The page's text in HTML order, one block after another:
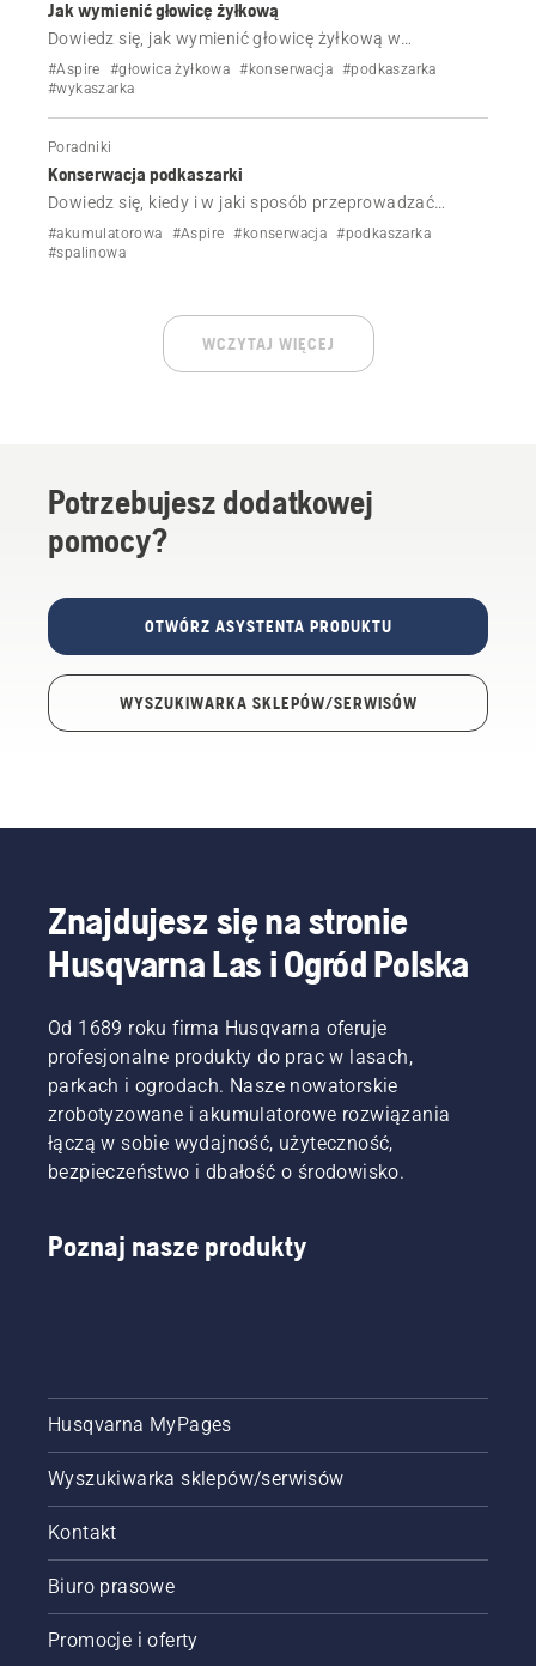
żyłkę.
Jak wymienić głowicę żyłkową
Dowiedz się, jak wymienić głowicę żyłkową w
podkaszarce Husqvarna.
#Aspire #głowica żyłkowa #konserwacja #podkaszarka
#wykaszarka
Poradniki
Konserwacja podkaszarki
Dowiedz się, kiedy i w jaki sposób przeprowadzać
konserwację podkaszarki Husqvarna.
#akumulatorowa #Aspire #konserwacja #podkaszarka
#spalinowa
WCZYTAJ WIĘCEJ
Potrzebujesz dodatkowej
pomocy?
OTWÓRZ ASYSTENTA PRODUKTU
WYSZUKIWARKA SKLEPÓW/SERWISÓW
Znajdujesz się na stronie
Husqvarna Las i Ogród Polska
Od 1689 roku firma Husqvarna oferuje
profesjonalne produkty do prac w lasach,
parkach i ogrodach. Nasze nowatorskie
zrobotyzowane i akumulatorowe rozwiązania
łączą w sobie wydajność, użyteczność,
bezpieczeństwo i dbałość o środowisko.
Poznaj nasze produkty
Husqvarna MyPages
Wyszukiwarka sklepów/serwisów
Kontakt
Biuro prasowe
Promocje i oferty